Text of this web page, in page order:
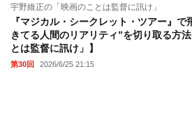
宇野維正の「映画のことは監督に訊け」
『マジカル・シークレット・ツアー』
きてる人間のリアリティ”を切り取る方
とは監督に訊け」】
第30回 2026/6/25 21:15